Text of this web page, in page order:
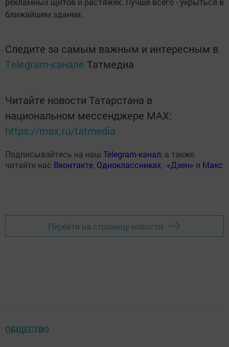
ближайшем здании.
Следите за самым важным и интересным в
Telegram-канале Татмедиа
Читайте новости Татарстана в
национальном мессенджере MАХ:
https://max.ru/tatmedia
Подписывайтесь на наш Telegram-канал, а также
читайте нас Вконтакте, Одноклассниках, «Дзен» и Макс
Перейти на страницу новости
ОБЩЕСТВО